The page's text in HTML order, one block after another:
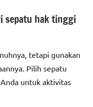
sepatu hak tinggi
tetapi gunakan
Pilih sepatu
untuk aktivitas